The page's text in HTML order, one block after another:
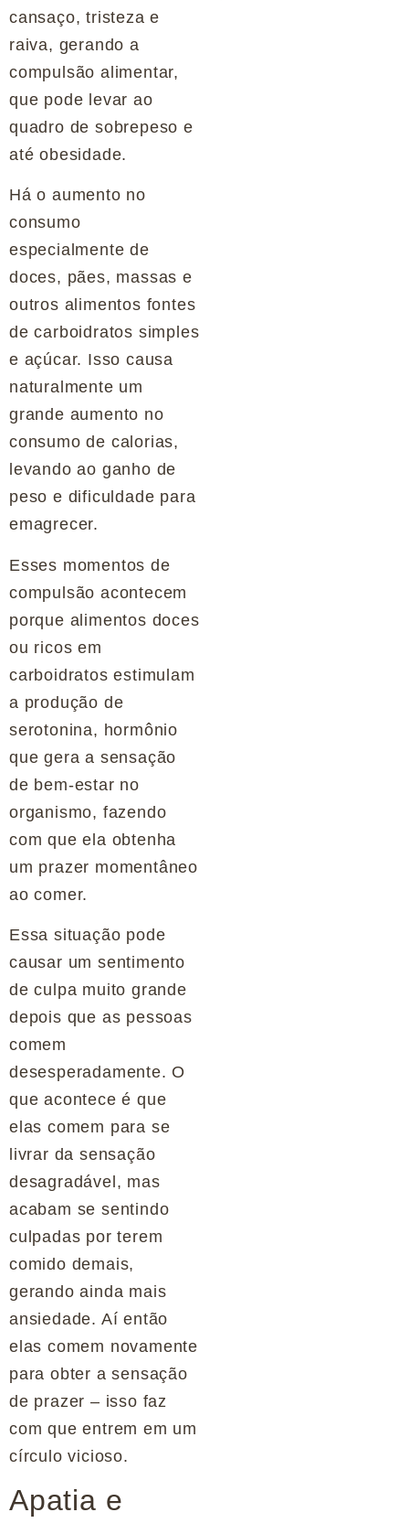
cansaço, tristeza e
raiva, gerando a
compulsão alimentar,
que pode levar ao
quadro de sobrepeso e
até obesidade.
Há o aumento no
consumo
especialmente de
doces, pães, massas e
outros alimentos fontes
de carboidratos simples
e açúcar. Isso causa
naturalmente um
grande aumento no
consumo de calorias,
levando ao ganho de
peso e dificuldade para
emagrecer.
Esses momentos de
compulsão acontecem
porque alimentos doces
ou ricos em
carboidratos estimulam
a produção de
serotonina, hormônio
que gera a sensação
de bem-estar no
organismo, fazendo
com que ela obtenha
um prazer momentâneo
ao comer.
Essa situação pode
causar um sentimento
de culpa muito grande
depois que as pessoas
comem
desesperadamente. O
que acontece é que
elas comem para se
livrar da sensação
desagradável, mas
acabam se sentindo
culpadas por terem
comido demais,
gerando ainda mais
ansiedade. Aí então
elas comem novamente
para obter a sensação
de prazer – isso faz
com que entrem em um
círculo vicioso.
Apatia e